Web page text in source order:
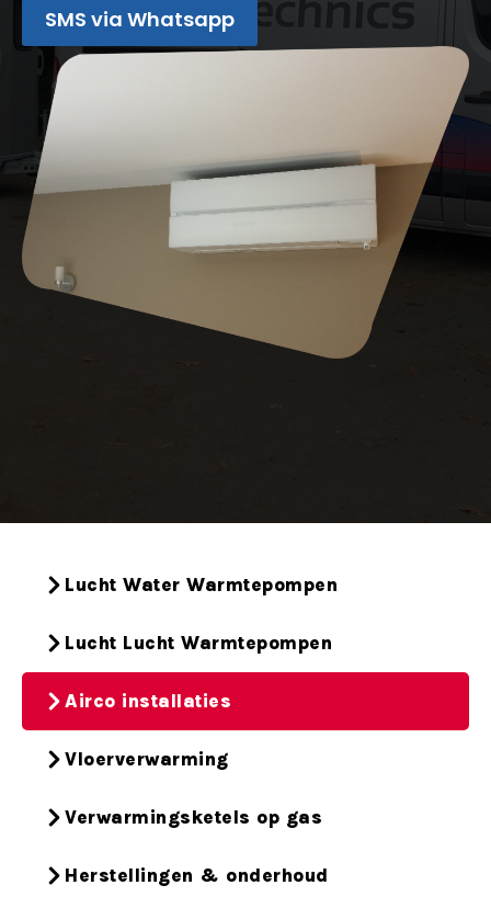
SMS via Whatsapp
Lucht Water Warmtepompen
Lucht Lucht Warmtepompen
Airco installaties
Vloerverwarming
Verwarmingsketels op gas
Herstellingen & onderhoud